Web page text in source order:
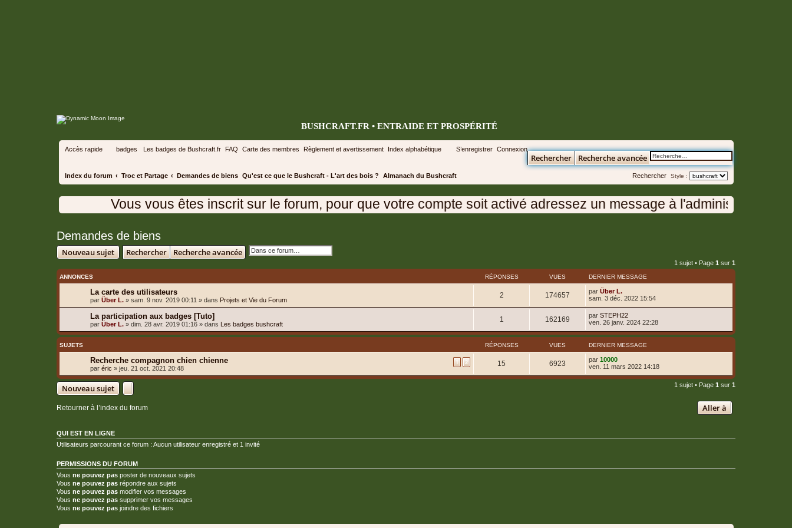
Rechercher Recherche avancée
BUSHCRAFT.FR • ENTRAIDE ET PROSPÉRITÉ
Accès rapide badges Les badges de Bushcraft.fr FAQ Carte des membres Règlement et avertissement Index alphabétique Connexion
S’enregistrer
Index du forum Troc et Partage Demandes de biens Style :
Qu'est ce que le Bushcraft - L'art des bois ? Almanach du Bushcraft Rechercher
Vous vous êtes inscrit sur le forum, pour que votre compte soit activé adressez un message à l'administration en
Demandes de biens
Nouveau sujet Rechercher Recherche avancée
1 sujet • Page 1 sur 1
ANNONCES RÉPONSES VUES DERNIER MESSAGE
La carte des utilisateurs
par Über L. » sam. 9 nov. 2019 00:11 » dans Projets et Vie du Forum
2 174657 par Über L.
sam. 3 déc. 2022 15:54
La participation aux badges [Tuto]
par Über L. » dim. 28 avr. 2019 01:16 » dans Les badges bushcraft
1 162169 par STEPH22
ven. 26 janv. 2024 22:28
SUJETS RÉPONSES VUES DERNIER MESSAGE
Recherche compagnon chien chienne
par éric » jeu. 21 oct. 2021 20:48
1 2 15 6923 par 10000
ven. 11 mars 2022 14:18
Nouveau sujet 1 sujet • Page 1 sur 1
Retourner à l’index du forum Aller à
QUI EST EN LIGNE
Utilisateurs parcourant ce forum : Aucun utilisateur enregistré et 1 invité
PERMISSIONS DU FORUM
Vous ne pouvez pas poster de nouveaux sujets
Vous ne pouvez pas répondre aux sujets
Vous ne pouvez pas modifier vos messages
Vous ne pouvez pas supprimer vos messages
Vous ne pouvez pas joindre des fichiers